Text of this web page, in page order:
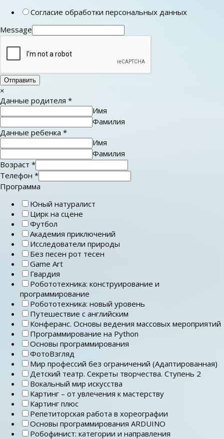
Согласие обработки персональных данных
Message
Отправить
×
Данные родителя *
Имя
Фамилия
Данные ребенка *
Имя
Фамилия
Возраст *
Телефон *
Программа
Юный натуралист
Цирк на сцене
Футбол
Академия приключений
Исследователи природы
Без песен рот тесен
Game Art
Гвардия
Робототехника: конструирование и
программирование
Робототехника: новый уровень
Путешествие с английским
Конферанс. Основы ведения массовых мероприятий
Программирование на Python
Основы программирования
ФотоВзгляд
Мир профессий без ограничений (Адаптированная)
Детский театр. Секреты творчества. Ступень 2
Вокальный мир искусства
Картинг – от увлечения к мастерству
Картинг плюс
Репетиторская работа в хореографии
Основы программирования ARDUINO
Робофинист: категории и направления